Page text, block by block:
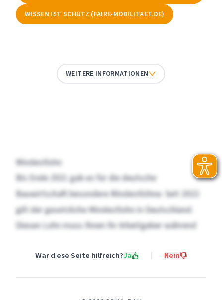
WISSEN IST SCHUTZ (FAIRE-MOBILITAET.DE)
WEITERE INFORMATIONEN
Mindestlohn
Bis Ende 2021 gab es für die deutsche
Bauwirtschaft besondere Mindestlöhne. Seit 2022
gilt dergesetzliche Mindestlohnin Deutschland.
Diesen Lohn muss Ihnen Ihr Arbeitgeber während
Zuschläge
War diese Seite hilfreich?Ja Nein